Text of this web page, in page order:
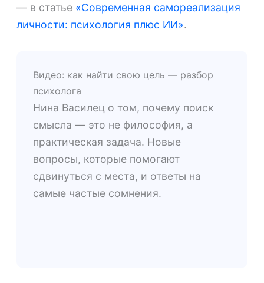
— в статье «Современная самореализация
личности: психология плюс ИИ».
Видео: как найти свою цель — разбор
психолога
Нина Василец о том, почему поиск
смысла — это не философия, а
практическая задача. Новые
вопросы, которые помогают
сдвинуться с места, и ответы на
самые частые сомнения.